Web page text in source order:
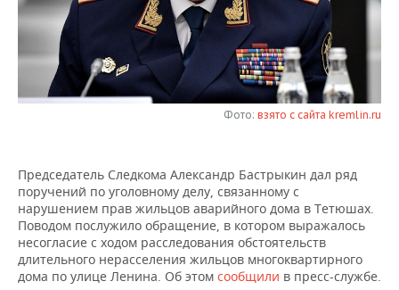
НЕФТЕХИМИЯ
НЕФТЬ
ОПК
РОЗНИЧНАЯ ТОРГОВЛЯ
ТРАНСПОРТ
НОВОСТИ ТЕХНОЛОГИЙ
МЕРОПРИЯТИЯ
НОВОСТИ МЕРОПРИЯТИЙ
ONLINE-КОНФЕРЕНЦИИ
ОТКРЫТАЯ ЛЕКЦИЯ
СПОРТ
ХОККЕЙ
БАСКЕТБОЛ
ВОЛЕЙБОЛ
ВЛАСТЬ
ИНФРАСТРУКТУРА
ИСТОРИЯ
СЮЖЕТЫ
СПРАВОЧНИК
СПИСОК ПЕРСОН
ПОЛНАЯ ВЕРСИЯ
Фото: взято с сайта kremlin.ru
Председатель Следкома Александр Бастрыкин дал ряд
поручений по уголовному делу, связанному с
нарушением прав жильцов аварийного дома в Тетюшах.
Поводом послужило обращение, в котором выражалось
несогласие с ходом расследования обстоятельств
длительного нерасселения жильцов многоквартирного
дома по улице Ленина. Об этом сообщили в пресс-службе.